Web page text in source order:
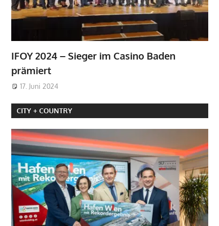
IFOY 2024 – Sieger im Casino Baden
prämiert
17. Juni 2024
CITY + COUNTRY